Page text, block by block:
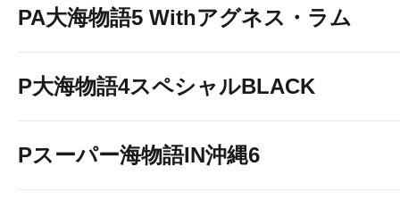
PA大海物語5 Withアグネス・ラム
P大海物語4スペシャルBLACK
Pスーパー海物語IN沖縄6